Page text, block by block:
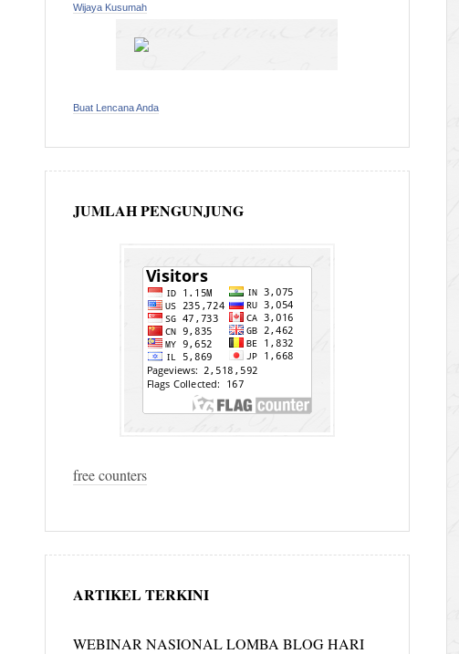
Wijaya Kusumah
Buat Lencana Anda
JUMLAH PENGUNJUNG
free counters
ARTIKEL TERKINI
WEBINAR NASIONAL LOMBA BLOG HARI